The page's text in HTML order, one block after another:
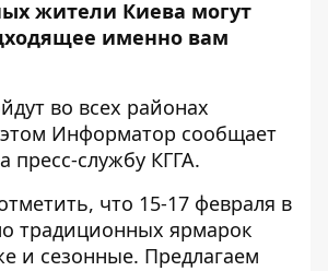
жители Киева могут
именно вам
во всех районах
Информатор сообщает
пресс-службу КГГА.
что 15-17 февраля в
традиционных ярмарок
и сезонные. Предлагаем